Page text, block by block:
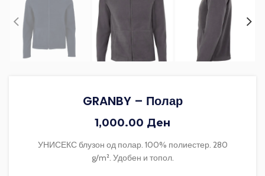
GRANBY – Полар
1,000.00 Ден
УНИСЕКС блузон од полар. 100% полиестер. 280
g/m². Удобен и топол.